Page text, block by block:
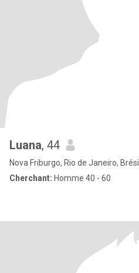
Luana, 44
Nova Friburgo, Rio de Janeiro, Brésil
Cherchant: Homme 40 - 60